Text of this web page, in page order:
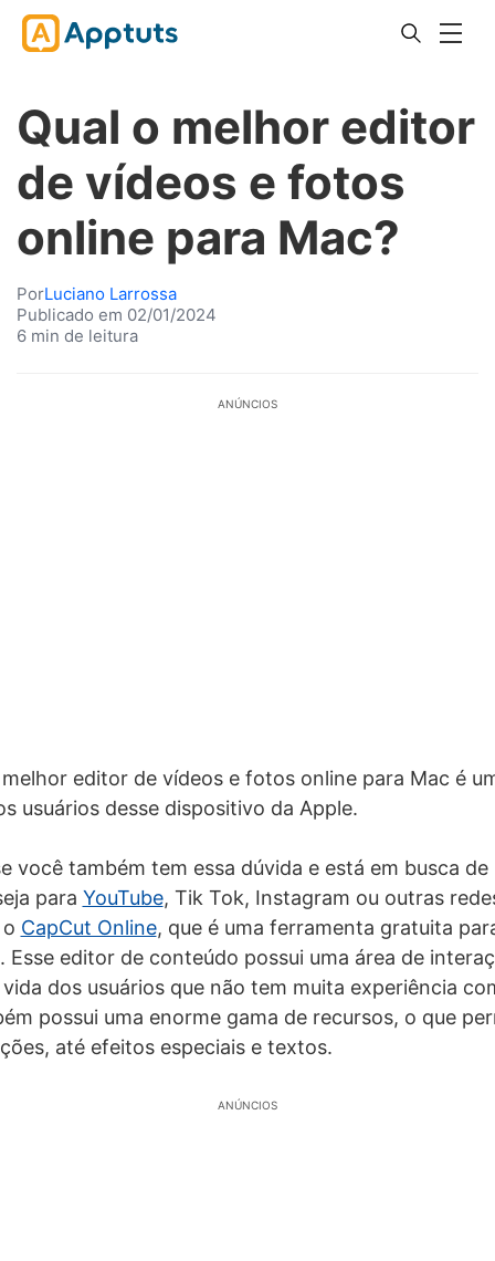
Qual o melhor editor
de vídeos e fotos
online para Mac?
PorLuciano Larrossa
Publicado em 02/01/2024
6 min de leitura
ANÚNCIOS
editor de vídeos e fotos online para Mac é
usuários desse dispositivo da Apple.
você também tem essa dúvida e está em busca
para YouTube, Tik Tok, Instagram ou outras
CapCut Online, que é uma ferramenta gratuita
Esse editor de conteúdo possui uma área de
dos usuários que não tem muita experiência
possui uma enorme gama de recursos, o que
até efeitos especiais e textos.
ANÚNCIOS